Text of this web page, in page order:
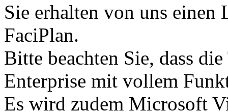
Sie erhalten von uns
FaciPlan.
Bitte beachten Sie, dass
Enterprise mit vollem
Es wird zudem Microsoft